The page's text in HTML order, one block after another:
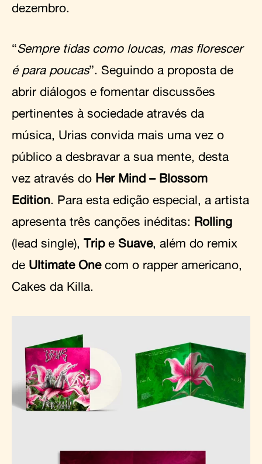
dezembro.
“Sempre tidas como loucas, mas florescer
é para poucas”. Seguindo a proposta de
abrir diálogos e fomentar discussões
pertinentes à sociedade através da
música, Urias convida mais uma vez o
público a desbravar a sua mente, desta
vez através do Her Mind – Blossom
Edition. Para esta edição especial, a artista
apresenta três canções inéditas: Rolling
(lead single), Tripe Suave, além do remix
de Ultimate Onecom o rapper americano,
Cakes da Killa.